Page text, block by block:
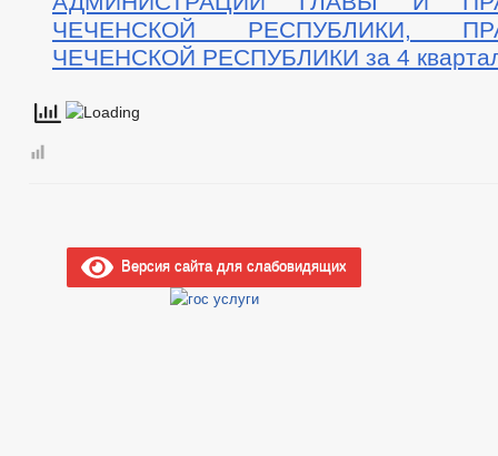
ЧЕЧЕНСКОЙ РЕСПУБЛИКИ,
ЧЕЧЕНСКОЙ РЕСПУБЛИКИ за 4
Версия сайта для слабовидящих